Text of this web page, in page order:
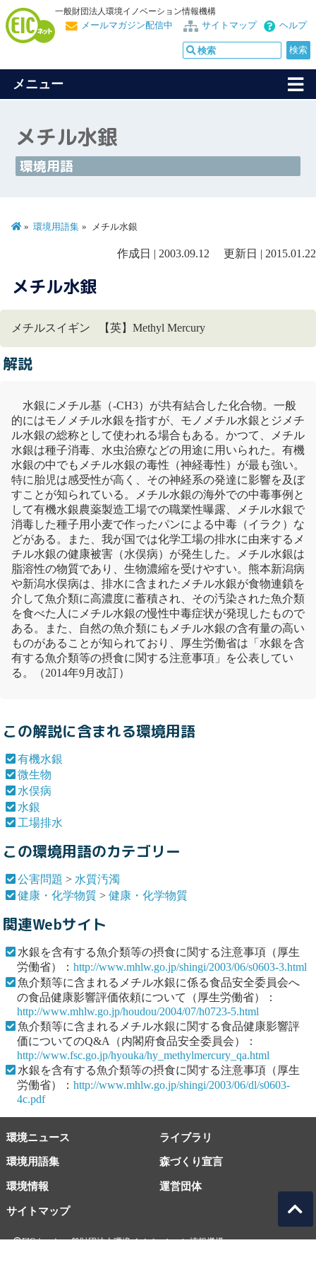
一般財団法人環境イノベーション情報機構
ヘルプ
サイトマップ
メールマガジン配信中
メニュー
メチル水銀
環境用語
環境用語集 メチル水銀
作成日 | 2003.09.12 更新日 | 2015.01.22
メチル水銀
メチルスイギン 【英】Methyl Mercury
解説
水銀にメチル基（-CH3）が共有結合した化合物。一般
的にはモノメチル水銀を指すが、モノメチル水銀とジメチ
ル水銀の総称として使われる場合もある。かつて、メチル
水銀は種子消毒、水虫治療などの用途に用いられた。 有機
水銀の中でもメチル水銀の毒性（神経毒性）が最も強い。
特に胎児は感受性が高く、その神経系の発達に影響を及ぼ
すことが知られている。メチル水銀の海外での中毒事例と
して有機水銀農薬製造工場での職業性曝露、メチル水銀で
消毒した種子用小麦で作ったパンによる中毒（イラク）な
どがある。また、我が国では化学工場の排水に由来するメ
チル水銀の健康被害（水俣病）が発生した。メチル水銀は
脂溶性の物質であり、生物濃縮を受けやすい。熊本新潟病
や新潟水俣病は、排水に含まれたメチル水銀が食物連鎖を
介して魚介類に高濃度に蓄積され、その汚染された魚介類
を食べた人にメチル水銀の慢性中毒症状が発現したもので
ある。また、自然の魚介類にもメチル水銀の含有量の高い
ものがあることが知られており、厚生労働省は「 水銀を含
有する魚介類等の摂食に関する注意事項」を公表してい
る。（2014年9月改訂）
この解説に含まれる環境用語
有機水銀
微生物
水俣病
水銀
工場排水
この環境用語のカテゴリー
公害問題 > 水質汚濁
健康・化学物質 >健康・化学物質
関連Webサイト
水銀を含有する魚介類等の摂食に関する注意事項（厚生
労働省）： http://www.mhlw.go.jp/shingi/2003/06/s0603-3.html
魚介類等に含まれるメチル水銀に係る食品安全委員会へ
の食品健康影響評価依頼について（厚生労働省）：
http://www.mhlw.go.jp/houdou/2004/07/h0723-5.html
魚介類等に含まれるメチル水銀に関する食品健康影響評
価についてのQ&A（内閣府食品安全委員会）：
http://www.fsc.go.jp/hyouka/hy_methylmercury_qa.html
水銀を含有する魚介類等の摂食に関する注意事項（厚生
労働省）： http://www.mhlw.go.jp/shingi/2003/06/dl/s0603-
4c.pdf
環境ニュース ライブラリ
環境用語集 森づくり宣言
環境情報
サイトマップ
運営団体
EICネット 一般財団法人環境イノベーション情報機構